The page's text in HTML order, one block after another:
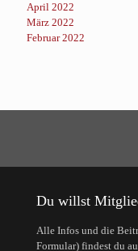
April 2022
März 2022
Februar 2022
Du willst
Alle Infos und die
Formular) findest du